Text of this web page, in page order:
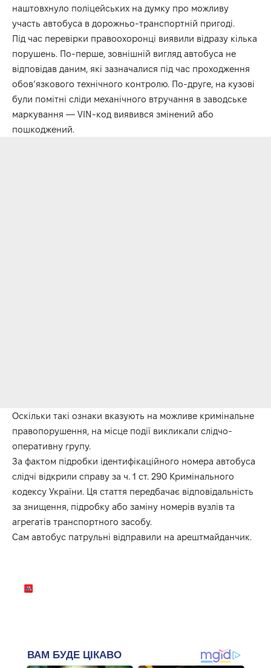
наштовхнуло поліцейських на думку про можливу
участь автобуса в дорожньо-транспортній пригоді.
Під час перевірки правоохоронці виявили відразу кілька
порушень. По-перше, зовнішній вигляд автобуса не
відповідав даним, які зазначалися під час проходження
обов’язкового технічного контролю. По-друге, на кузові
були помітні сліди механічного втручання в заводське
маркування — VIN-код виявився змінений або
пошкоджений.
Оскільки такі ознаки вказують на можливе кримінальне
правопорушення, на місце події викликали слідчо-
оперативну групу.
За фактом підробки ідентифікаційного номера автобуса
слідчі відкрили справу за ч. 1 ст. 290 Кримінального
кодексу України. Ця стаття передбачає відповідальність
за знищення, підробку або заміну номерів вузлів та
агрегатів транспортного засобу.
Сам автобус патрульні відправили на арештмайданчик.